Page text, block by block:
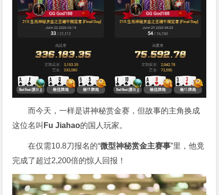
而今天，一样是讲神秘赏金赛，但故事的主角换成
这位名叫 Fu Jiahao的国人玩家。
在仅需10.8刀报名的“微型神秘赏金主赛事”里，他竟
完成了超过2,200倍的惊人回报！